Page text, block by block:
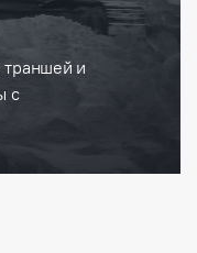
траншей и
с